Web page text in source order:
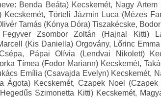
Benda Beáta) Kecskemét, Nagy
Kecskemét, Törteli Jázmin Luca (Mézes
Tamás (Kónya Dóra) Tiszakécske,
Zsombor Zoltán (Hajnal Kitti)
(Kis Daniella) Orgovány, Lőrinc
Pápai Olívia (Lendvai Nikolett)
Tímea (Fodor Mariann) Kecskemét,
Emília (Csavajda Evelyn) Kecskemét,
Ágota) Kecskemét, Czapek Noel
Szimonetta Kitti) Kecskemét,